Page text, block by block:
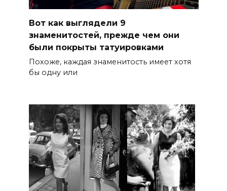
Вот как выглядели 9
знаменитостей, прежде чем они
были покрыты татуировками
Похоже, каждая знаменитость имеет хотя
бы одну или